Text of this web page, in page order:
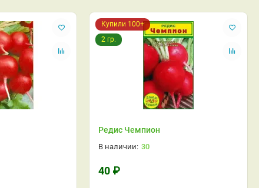
Купили 100+
2 гр.
Редис Чемпион
30
40 ₽